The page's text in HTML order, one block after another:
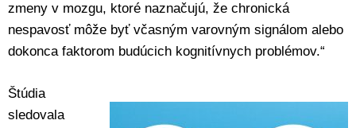
zmeny v mozgu, ktoré naznačujú, že chronická
nespavosť môže byť včasným varovným signálom alebo
dokonca faktorom budúcich kognitívnych problémov.“
Štúdia
sledovala